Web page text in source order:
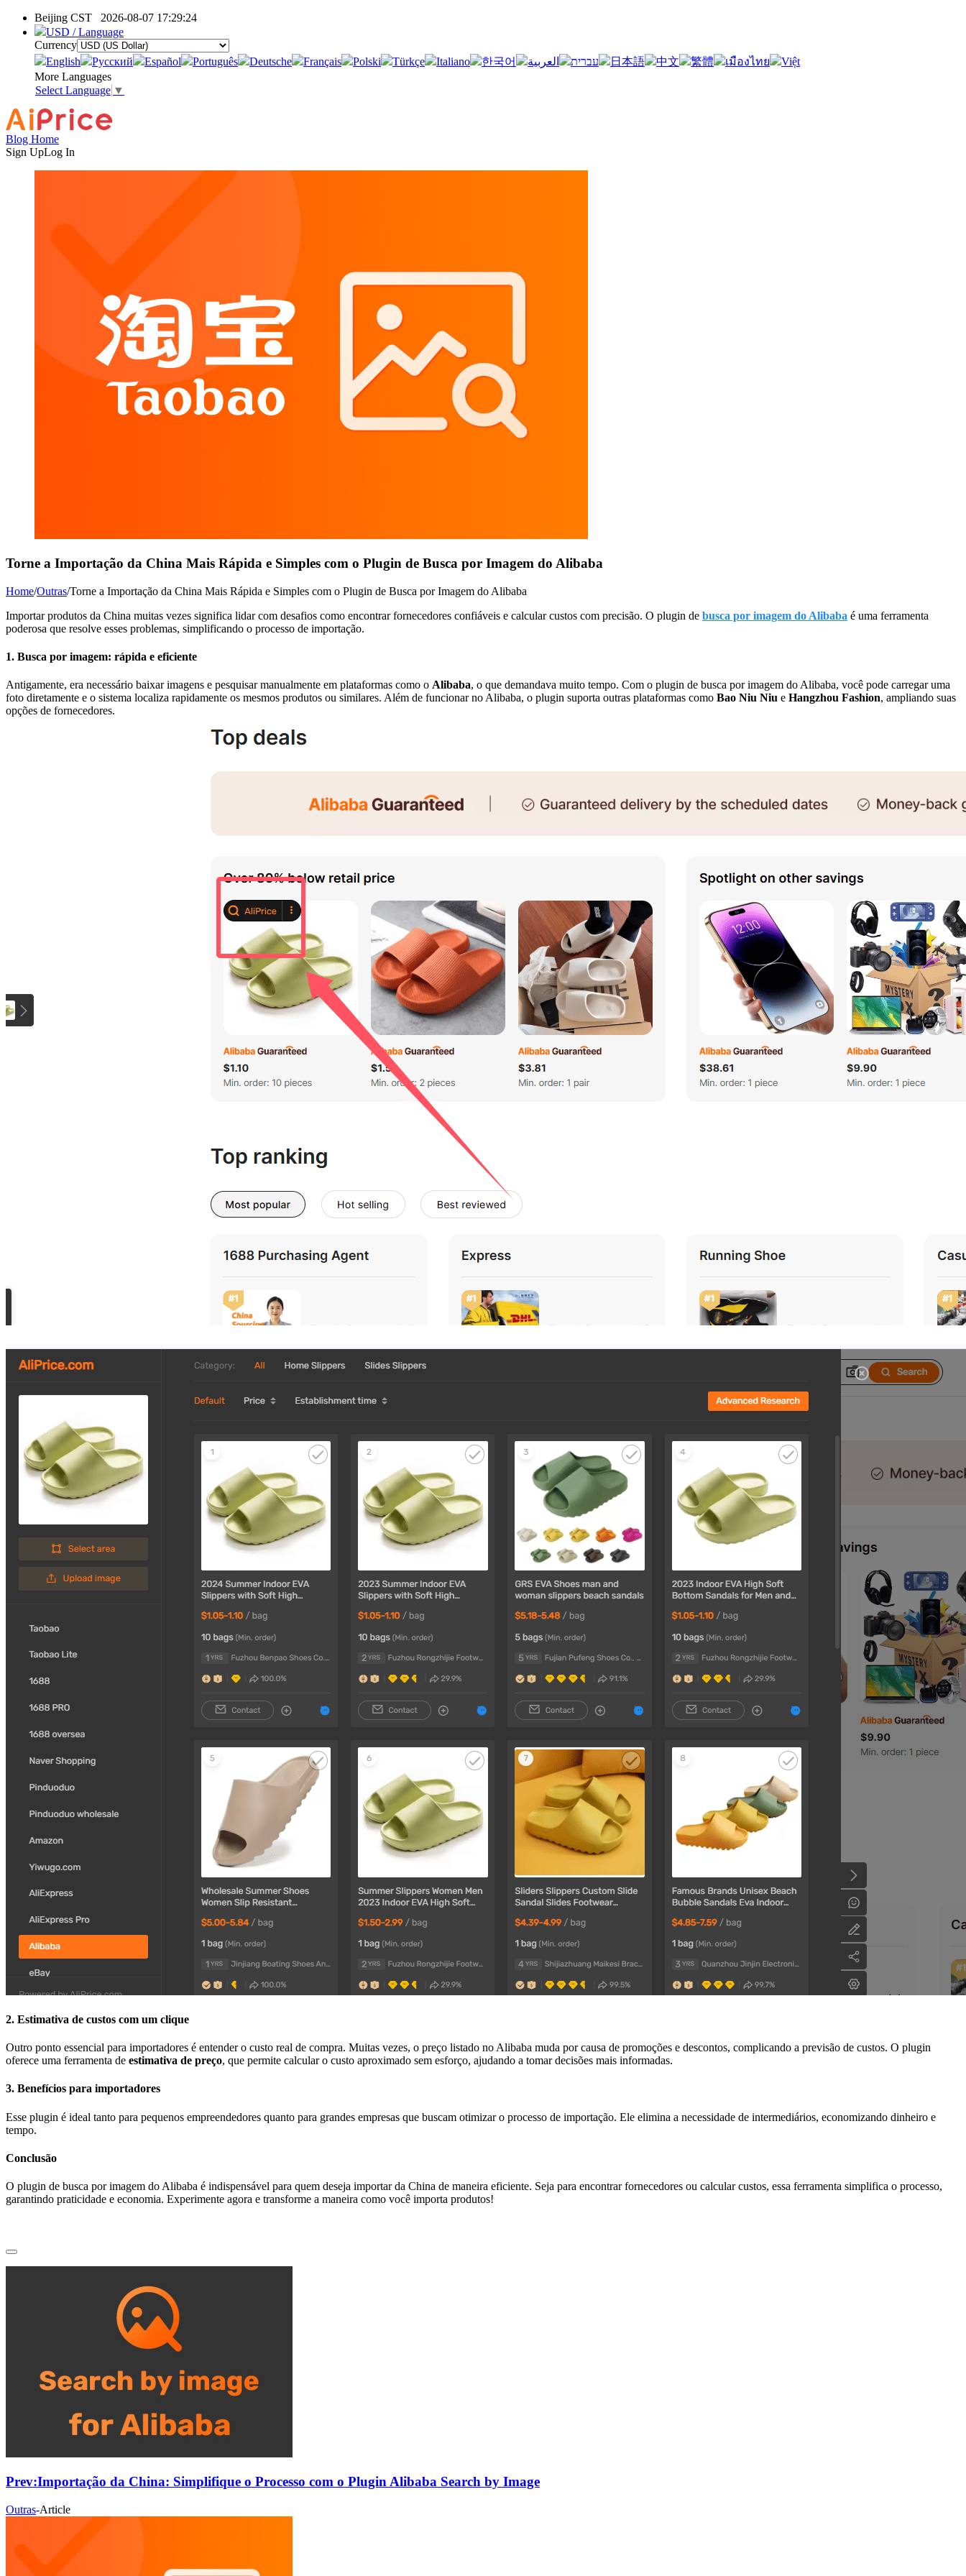
Beijing CST 2026-08-07 17:29:24
USD / Language
Currency
English
Pусский Español Português Deutsche Français Polski Türkçe Italiano 한국어 עברית العربية 日本語 中文 繁體 เมืองไทย
Việt
More Languages
Select Language ▼
Blog Home
Sign UpLog In
Torne a Importação da China Mais Rápida e Simples com o Plugin de Busca por Imagem do Alibaba
Home/Outras/Torne a Importação da China Mais Rápida e Simples com o Plugin de Busca por Imagem do Alibaba
Importar produtos da China muitas vezes significa lidar com desafios como encontrar fornecedores confiáveis e calcular custos com precisão. O plugin de busca por imagem do Alibaba é uma ferramenta
poderosa que resolve esses problemas, simplificando o processo de importação.
1. Busca por imagem: rápida e eficiente
Antigamente, era necessário baixar imagens e pesquisar manualmente em plataformas como o Alibaba, o que demandava muito tempo. Com o plugin de busca por imagem do Alibaba, você pode carregar uma
foto diretamente e o sistema localiza rapidamente os mesmos produtos ou similares. Além de funcionar no Alibaba, o plugin suporta outras plataformas como Bao Niu Niu e Hangzhou Fashion, ampliando suas
opções de fornecedores.
2. Estimativa de custos com um clique
Outro ponto essencial para importadores é entender o custo real de compra. Muitas vezes, o preço listado no Alibaba muda por causa de promoções e descontos, complicando a previsão de custos. O plugin
oferece uma ferramenta de estimativa de preço, que permite calcular o custo aproximado sem esforço, ajudando a tomar decisões mais informadas.
3. Benefícios para importadores
Esse plugin é ideal tanto para pequenos empreendedores quanto para grandes empresas que buscam otimizar o processo de importação. Ele elimina a necessidade de intermediários, economizando dinheiro e
tempo.
Conclusão
O plugin de busca por imagem do Alibaba é indispensável para quem deseja importar da China de maneira eficiente. Seja para encontrar fornecedores ou calcular custos, essa ferramenta simplifica o processo,
garantindo praticidade e economia. Experimente agora e transforme a maneira como você importa produtos!
Prev:Importação da China: Simplifique o Processo com o Plugin Alibaba Search by Image
Outras-Article